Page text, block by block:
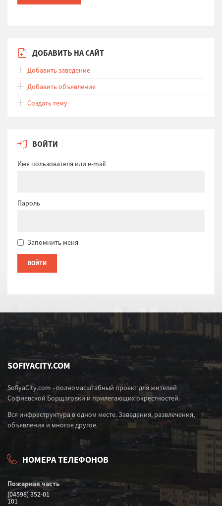
ДОБАВИТЬ НА САЙТ
Добавить заведение
Добавить объявление
Создать тему
ВОЙТИ
Имя пользователя или e-mail
Пароль
Запомнить меня
SOFIYACITY.COM
SofiyaCity.com - полномасштабный проект для жителей
Софиевской Борщаговки и прилегающих окрестностей.
Вся инфраструктура в одном месте. Заведения, развлечения,
объявления и многое другое.
НОМЕРА ТЕЛЕФОНОВ
Пожарная часть
(04598) 352-01
101